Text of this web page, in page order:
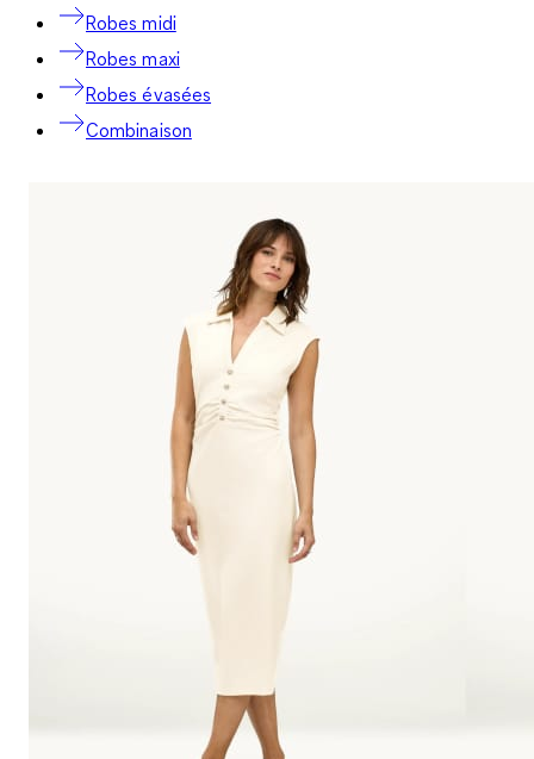
Robes midi
Robes maxi
Robes évasées
Combinaison